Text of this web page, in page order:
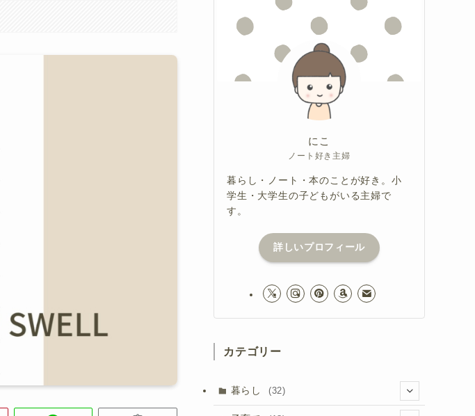
にこ
ノート好き主婦
暮らし・ノート・本のことが好き。小
学生・大学生の子どもがいる主婦で
す。
詳しいプロフィール
カテゴリー
暮らし (32)